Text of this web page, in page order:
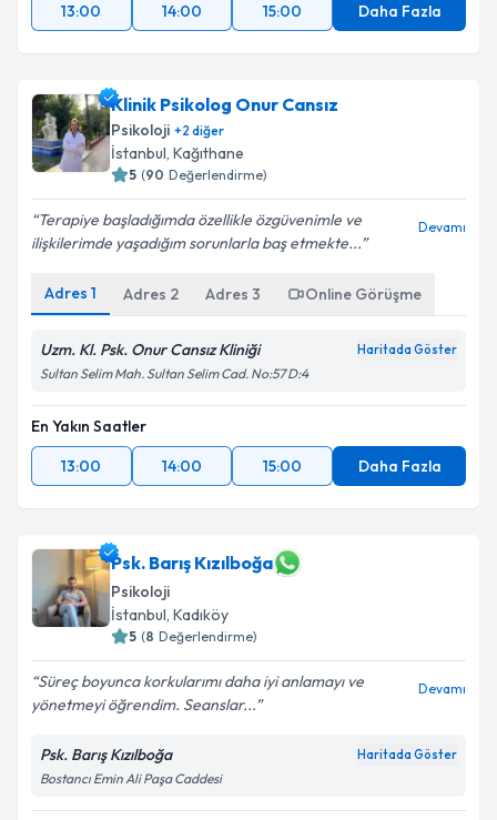
13:00
14:00 15:00 Daha Fazla
Klinik Psikolog Onur Cansız
Psikoloji +2 diğer
İstanbul, Kağıthane
5 (90 Değerlendirme)
Terapiye başladığımda özellikle özgüvenimle ve
ilişkilerimde yaşadığım sorunlarla baş etmekte...
Devamı
Adres 1 Adres 2 Adres 3 Online Görüşme
Uzm. Kl. Psk. Onur Cansız Kliniği Haritada Göster
Sultan Selim Mah. Sultan Selim Cad. No:57 D:4
En Yakın Saatler
13:00
14:00 15:00 Daha Fazla
Psk. Barış Kızılboğa
Psikoloji
İstanbul, Kadıköy
5 (8 Değerlendirme)
Süreç boyunca korkularımı daha iyi anlamayı ve
yönetmeyi öğrendim. Seanslar...
Devamı
Psk. Barış Kızılboğa Haritada Göster
Bostancı Emin Ali Paşa Caddesi